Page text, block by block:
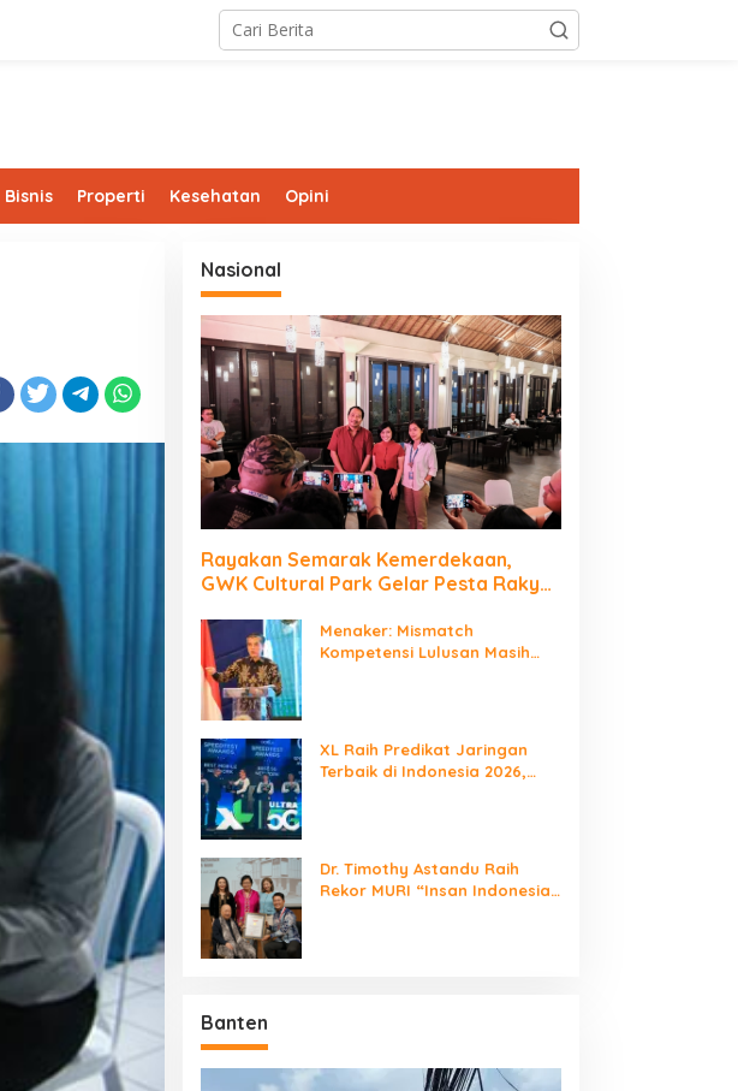
Bisnis Properti Kesehatan Opini
Nasional
Rayakan Semarak Kemerdekaan,
GWK Cultural Park Gelar Pesta Rakyat
Menaker: Mismatch
Kompetensi Lulusan Masih
XL Raih Predikat Jaringan
Terbaik di Indonesia 2026,
Dr. Timothy Astandu Raih
Rekor MURI “Insan Indonesia
Banten